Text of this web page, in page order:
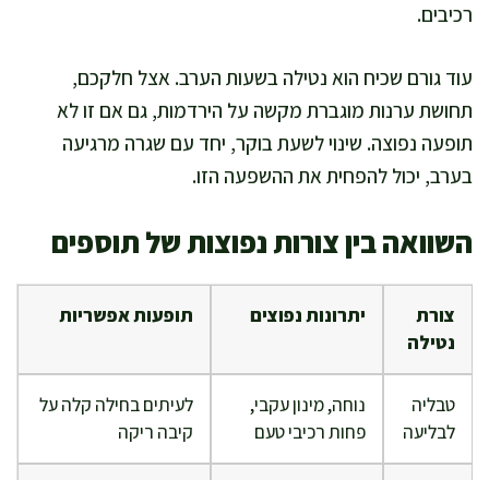
רכיבים.
עוד גורם שכיח הוא נטילה בשעות הערב. אצל חלקכם,
תחושת ערנות מוגברת מקשה על הירדמות, גם אם זו לא
תופעה נפוצה. שינוי לשעת בוקר, יחד עם שגרה מרגיעה
בערב, יכול להפחית את ההשפעה הזו.
השוואה בין צורות נפוצות של תוספים
צורת
נטילה
יתרונות נפוצים תופעות אפשריות
טבליה
לבליעה
נוחה, מינון עקבי,
פחות רכיבי טעם
לעיתים בחילה קלה על
קיבה ריקה